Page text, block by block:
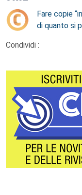
Fare copie
di quanto si
Condividi :